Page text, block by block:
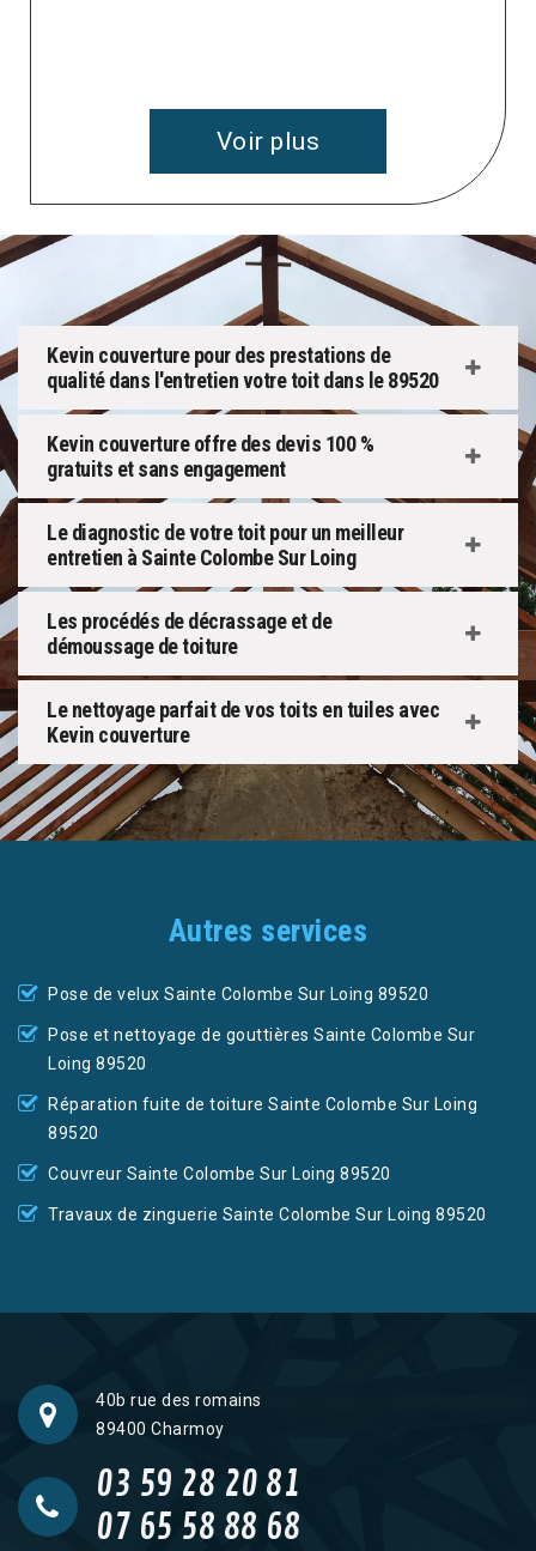
Voir plus
Kevin couverture pour des prestations de
qualité dans l'entretien votre toit dans le 89520
Kevin couverture offre des devis 100 %
gratuits et sans engagement
Le diagnostic de votre toit pour un meilleur
entretien à Sainte Colombe Sur Loing
Les procédés de décrassage et de
démoussage de toiture
Le nettoyage parfait de vos toits en tuiles avec
Kevin couverture
Autres services
Pose de velux Sainte Colombe Sur Loing 89520
Pose et nettoyage de gouttières Sainte Colombe Sur
Loing 89520
Réparation fuite de toiture Sainte Colombe Sur Loing
89520
Couvreur Sainte Colombe Sur Loing 89520
Travaux de zinguerie Sainte Colombe Sur Loing 89520
40b rue des romains
89400 Charmoy
03 59 28 20 81
07 65 58 88 68